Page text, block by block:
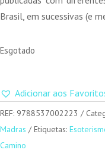
Brasil, em sucessivas (e
Esgotado
Adicionar aos
REF: 9788537002223
Madras
Etiquetas:
Camino